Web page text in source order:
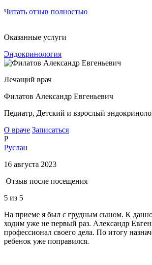
Читать отзыв полностью
Оказанные услуги
Эндокринология
Лечащий врач
Филатов Александр Евгеньевич
Педиатр, Детский и взрослый
О враче Записаться
Р
Руслан
16 августа 2023
Отзыв после посещения
5 из 5
На приеме я был с грудным сыном. К
ходим уже не первый раз. Александр
профессионал своего дела. По итогу
ребенок уже поправился.